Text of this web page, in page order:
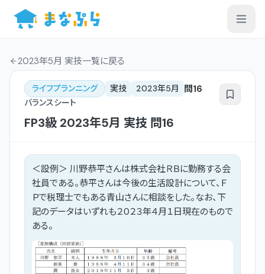
2023年5月 実技一覧に戻る
ライフプランニング 実技 2023年5月 問16
バランスシート
FP3級 2023年5月 実技 問16
＜設例＞ 川野恭平さんは株式会社ＲＢに勤務する会
社員である。恭平さんは今後の生活設計について、Ｆ
Ｐで税理士でもある青山さんに相談をした。なお、下
記のデータはいずれも２０２３年４月１日現在のもので
ある。